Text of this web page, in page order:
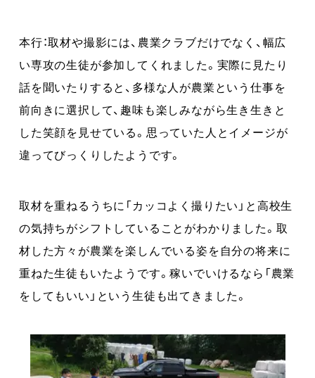
本行：取材や撮影には、農業クラブだけでなく、幅広
い専攻の生徒が参加してくれました。実際に見たり
話を聞いたりすると、多様な人が農業という仕事を
前向きに選択して、趣味も楽しみながら生き生きと
した笑顔を見せている。思っていた人とイメージが
違ってびっくりしたようです。
取材を重ねるうちに「カッコよく撮りたい」と高校生
の気持ちがシフトしていることがわかりました。取
材した方々が農業を楽しんでいる姿を自分の将来に
重ねた生徒もいたようです。稼いでいけるなら「農業
をしてもいい」という生徒も出てきました。